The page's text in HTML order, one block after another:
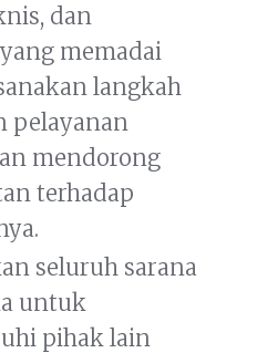
dan
memadai
langkah
pelayanan
mendorong
terhadap
seluruh sarana
untuk
pihak lain